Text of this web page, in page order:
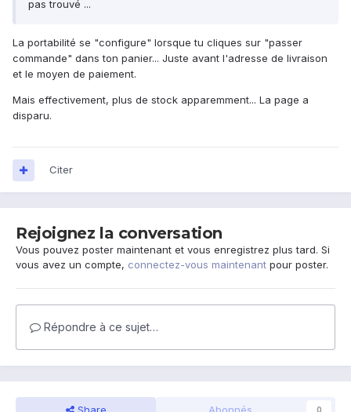
pas trouvé ...
La portabilité se "configure" lorsque tu cliques sur "passer
commande" dans ton panier... Juste avant l'adresse de livraison
et le moyen de paiement.
Mais effectivement, plus de stock apparemment... La page a
disparu.
Citer
Rejoignez la conversation
Vous pouvez poster maintenant et vous enregistrez plus tard. Si
vous avez un compte, connectez-vous maintenant pour poster.
Répondre à ce sujet…
0